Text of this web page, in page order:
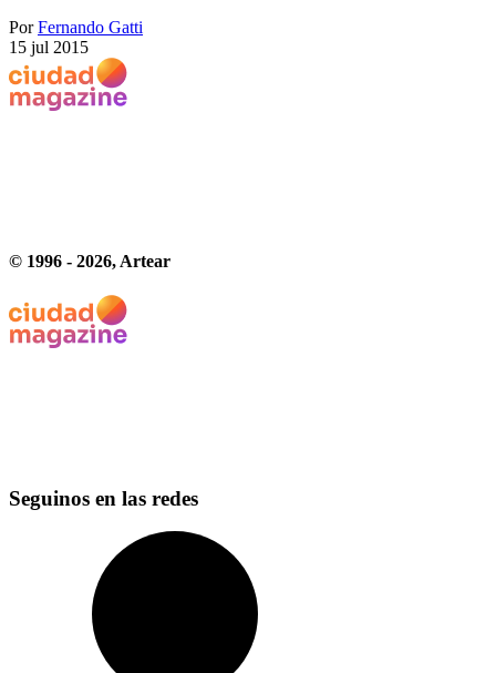
PorFernando Gatti
15 jul 2015
© 1996 - 2026, Artear
Seguinos en las redes